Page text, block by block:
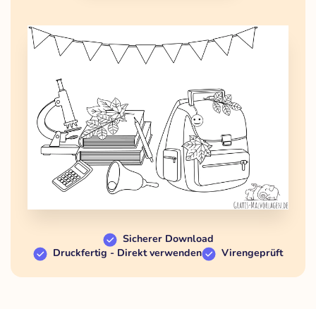
Sicherer Download
Druckfertig - Direkt verwenden
Virengeprüft